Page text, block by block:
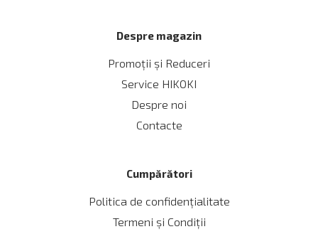
Despre magazin
Promoții și Reduceri
Service HIKOKI
Despre noi
Contacte
Cumpărători
Politica de confidențialitate
Termeni și Сondiții